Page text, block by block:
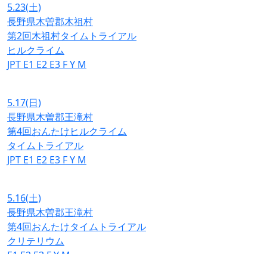
5.23(土)
長野県木曽郡木祖村
第2回木祖村タイムトライアル
ヒルクライム
JPT E1 E2 E3 FY M
5.17(日)
長野県木曽郡王滝村
第4回おんたけヒルクライム
タイムトライアル
JPT E1 E2 E3 FY M
5.16(土)
長野県木曽郡王滝村
第4回おんたけタイムトライアル
クリテリウム